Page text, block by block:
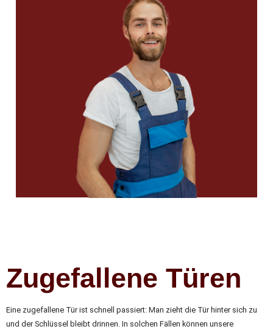
Zugefallene Türen
Eine zugefallene Tür ist schnell passiert: Man zieht die Tür hinter sich zu
und der Schlüssel bleibt drinnen. In solchen Fällen können unsere